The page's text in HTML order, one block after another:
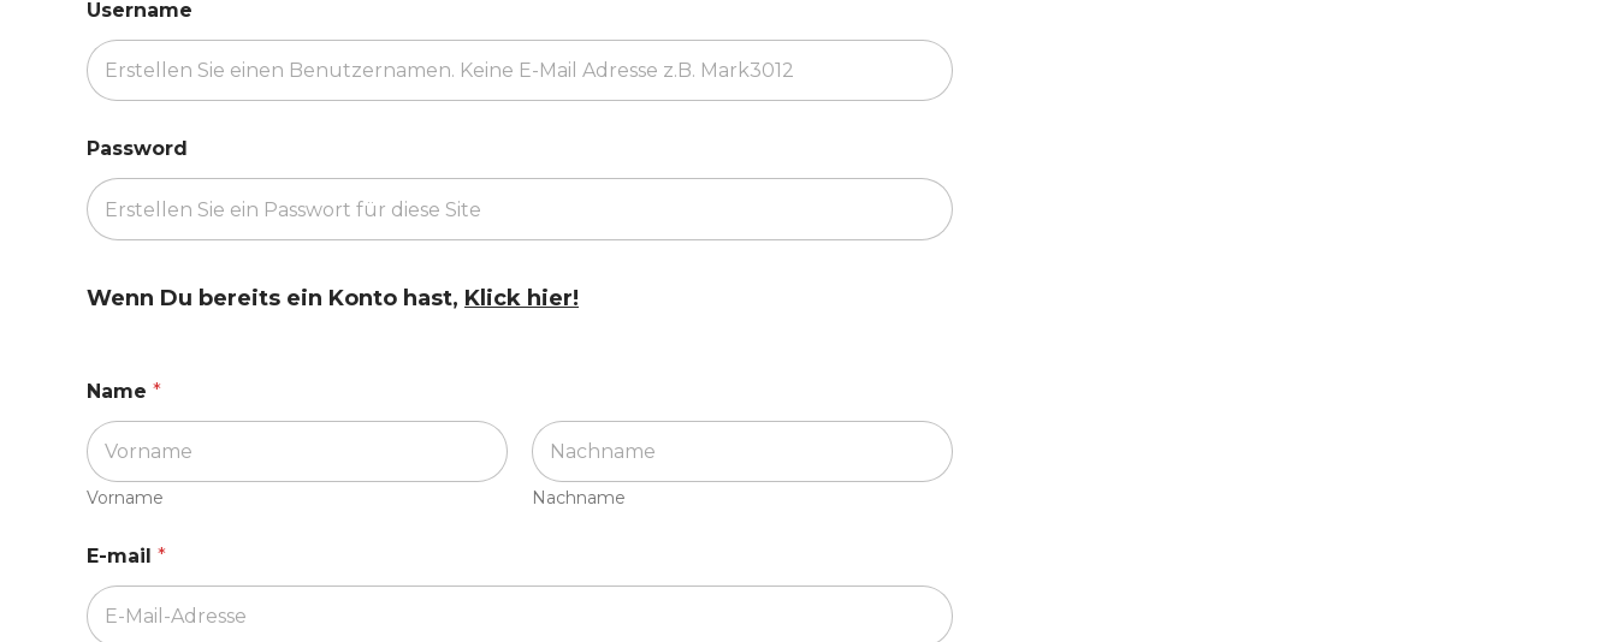
Username
Password
Wenn Du bereits ein Konto hast, Klick hier!
Name *
Vorname Nachname
E-mail *